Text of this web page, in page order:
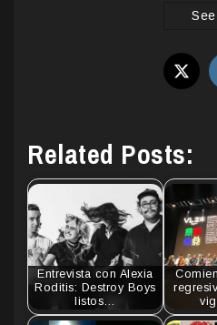
Related Posts:
Entrevista con Alexia
Roditis: Destroy Boys
listos…